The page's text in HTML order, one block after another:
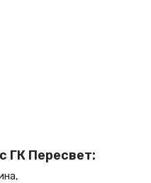
ГК Пересвет: